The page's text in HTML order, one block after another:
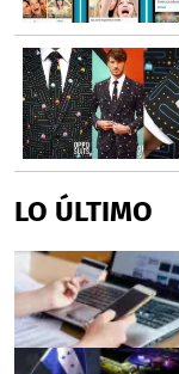
LO ÚLTIMO